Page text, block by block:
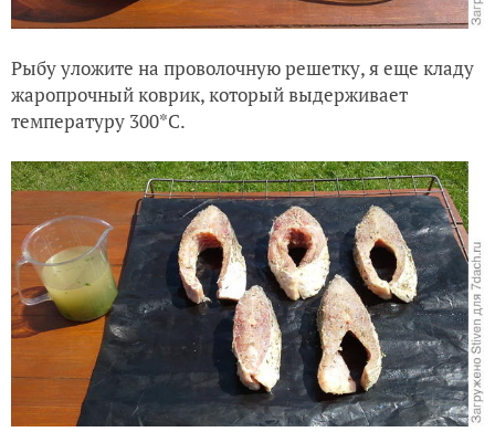
Рыбу уложите на проволочную решетку, я еще кладу
жаропрочный коврик, который выдерживает
температуру 300*С.